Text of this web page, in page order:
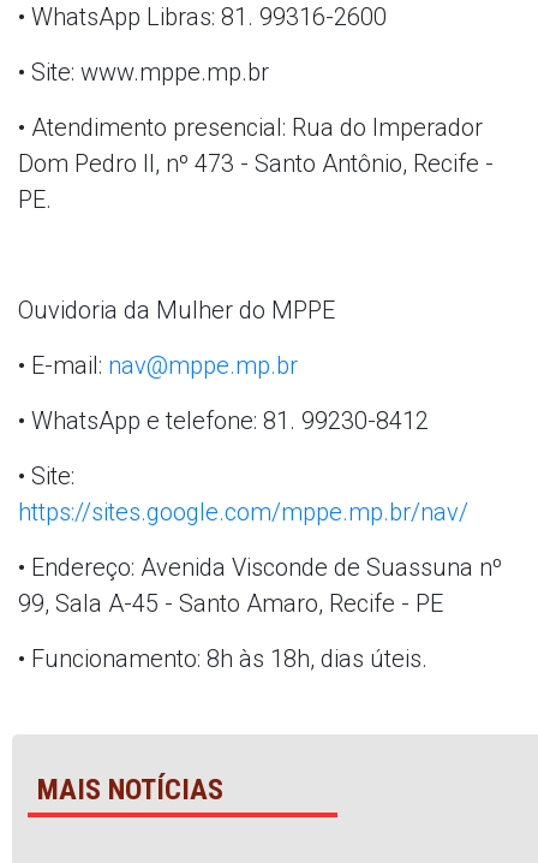
• WhatsApp Libras: 81. 99316-2600
• Site: www.mppe.mp.br
• Atendimento presencial: Rua do Imperador
Dom Pedro II, nº 473 - Santo Antônio, Recife -
PE.
Ouvidoria da Mulher do MPPE
• E-mail: nav@mppe.mp.br
• WhatsApp e telefone: 81. 99230-8412
• Site:
https://sites.google.com/mppe.mp.br/nav/
• Endereço: Avenida Visconde de Suassuna nº
99, Sala A-45 - Santo Amaro, Recife - PE
• Funcionamento: 8h às 18h, dias úteis.
MAIS NOTÍCIAS